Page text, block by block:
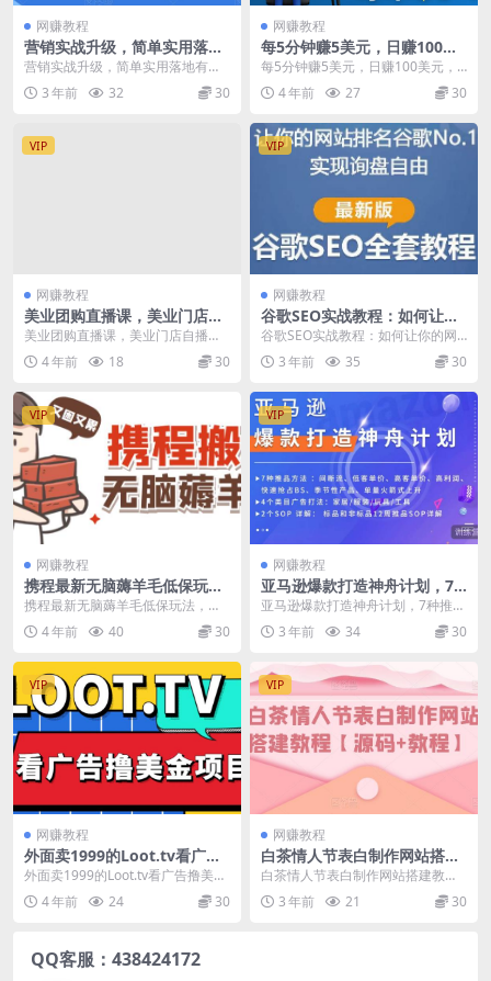
网赚教程
营销实战升级，简单实用落地
有效，帮你省下百万咨询费用
营销实战升级，简单实用落地有
效，帮你省下百万咨询费用 课程目
录： 03 课程大纲...
3 年前 32 30
网赚教程
每5分钟赚5美元，日赚100美
元，3种简单的Fiverr赚钱技巧
每5分钟赚5美元，日赚100美元，3
种简单的Fiverr赚钱技巧 每5分钟赚
5美...4 年前 27 30
VIP
网赚教程
美业团购直播课，美业门店自
播线上训练营，美容美发行业
直播拓客
美业团购直播课，美业门店自播线
上训练营，美容美发行业直播拓客
课程大纲 01/直...
4 年前 18 30
VIP
网赚教程
谷歌SEO实战教程：如何让你
的网站在谷歌排名第一，内容
从入门到高阶，适合个人及团
队
谷歌SEO实战教程：如何让你的网
站在谷歌排名第一，内容从入门到
高阶，适合个人及团...
3 年前 35 30
VIP
网赚教程
携程最新无脑薅羊毛低保玩
法，后期稳定一天几十的收
益，可多号放大收益
携程最新无脑薅羊毛低保玩法，后
期稳定一天几十的收益，可多号放
大收益 自己原创的一...
4 年前 40 30
VIP
网赚教程
亚马逊爆款打造神舟计划，​7
种推品方法，4个类目广告打
法，2个SOP详解
亚马逊爆款打造神舟计划，​7种推品
方法，4个类目广告打法，2个SOP
详解 课程目...
3 年前 34 30
VIP
网赚教程
外面卖1999的Loot.tv看广告
撸美金项目，号称月入轻松40
道】
外面卖1999的Loot.tv看广告撸美金
项目，号称月入轻松4000【详细教
程+...4 年前 24 30
VIP
网赚教程
白茶情人节表白制作网站搭建
教程【源码+教程】
白茶情人节表白制作网站搭建教程
【源码+教程】 这是由白茶写的一
款表白网源码，随着...
3 年前 21 30
QQ客服：438424172